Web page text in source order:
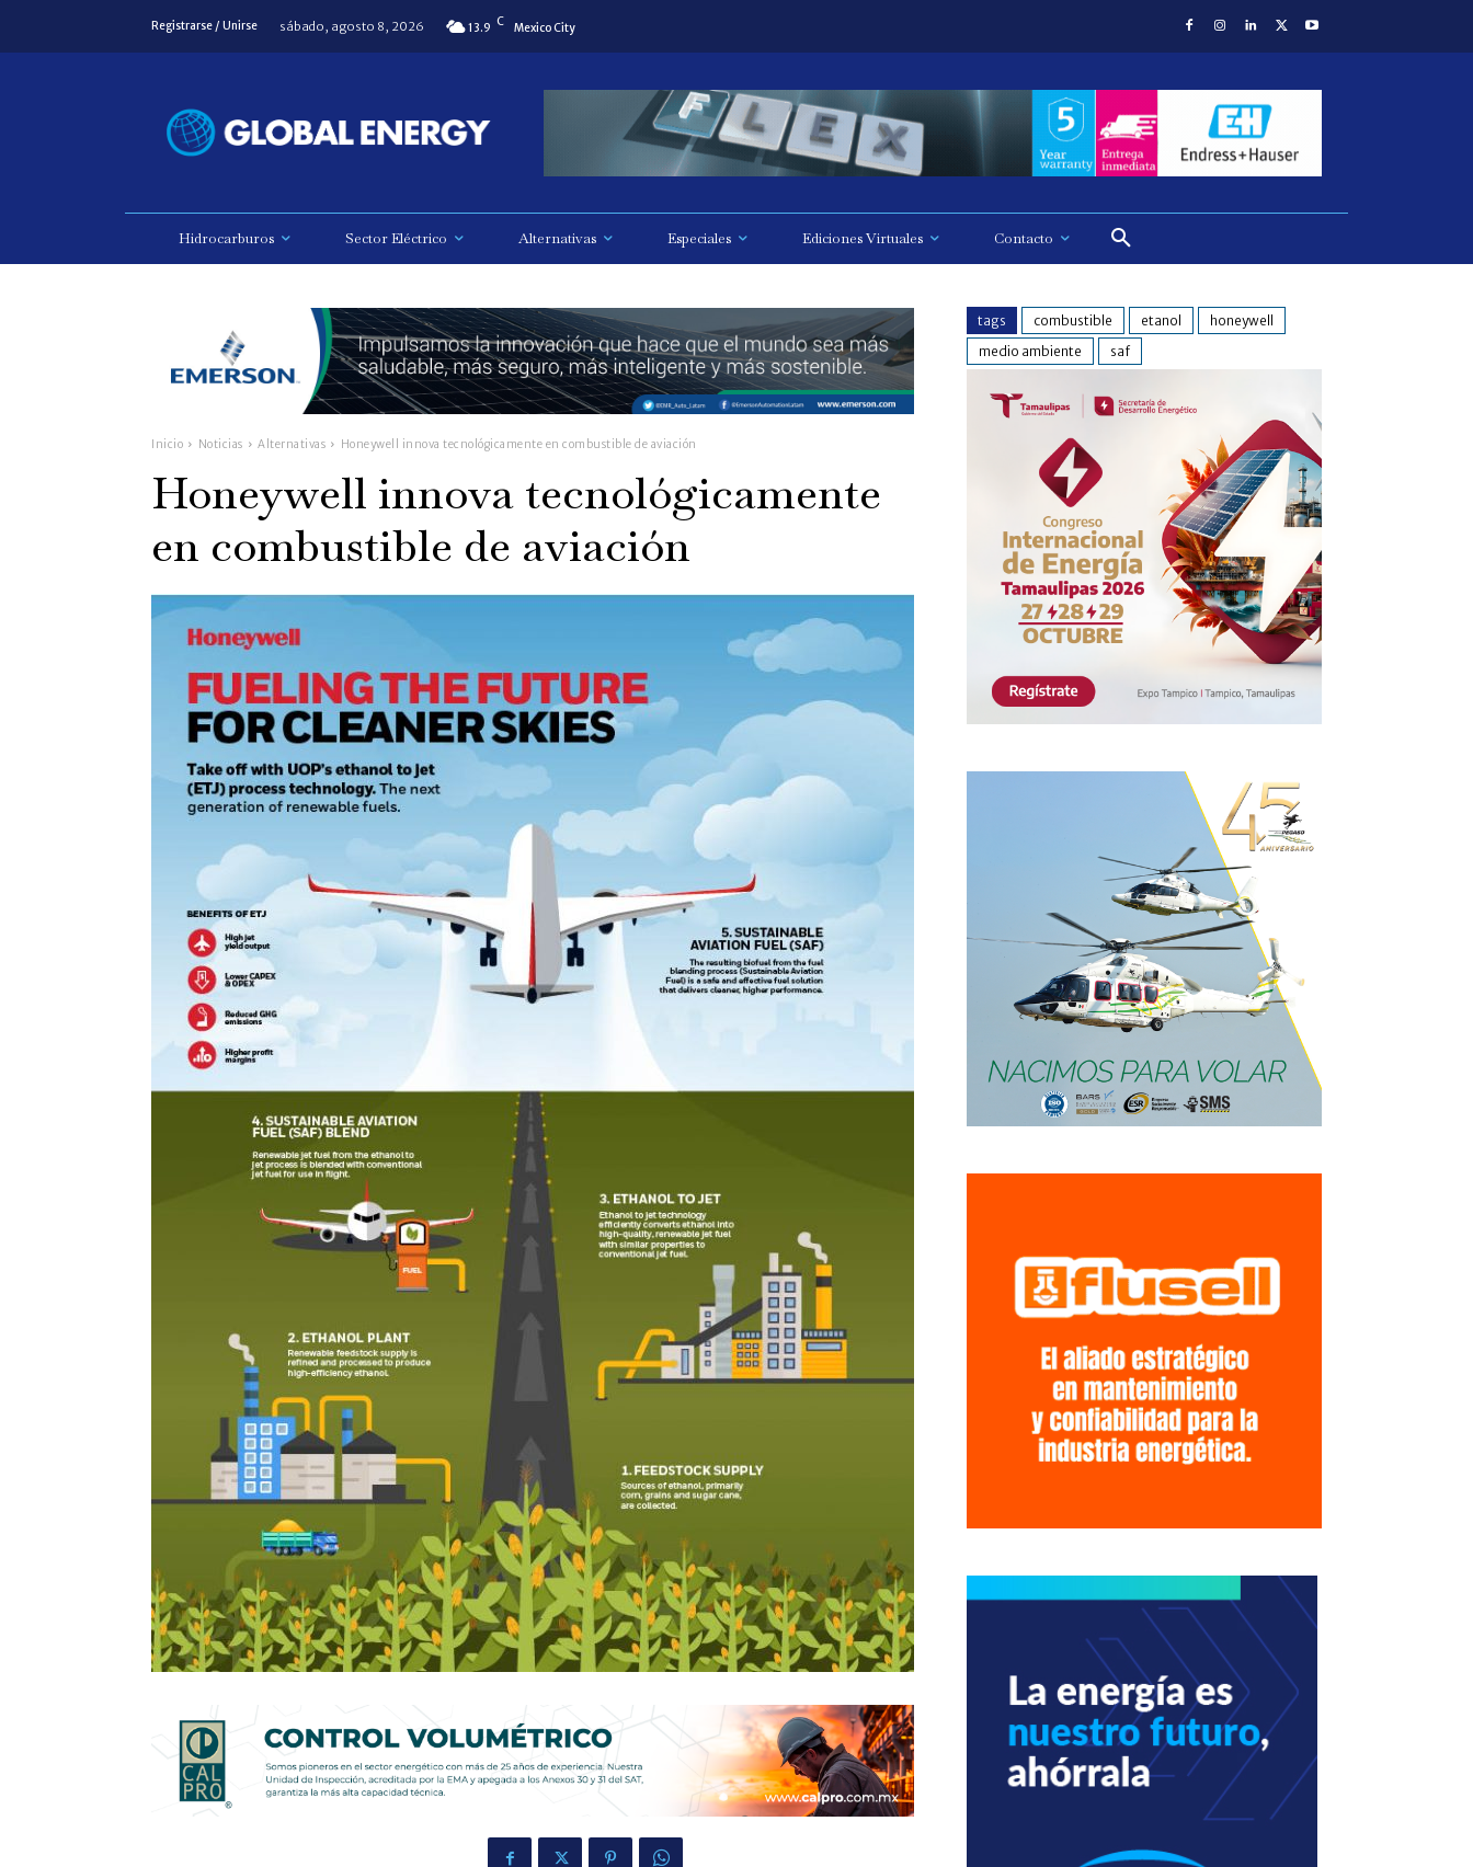
Registrarse / Unirse sábado, agosto 8, 2026 13.9 C Mexico City
Hidrocarburos Sector Eléctrico Alternativas Especiales Ediciones Virtuales Contacto
Inicio Noticias Alternativas Honeywell innova tecnológicamente en combustible de aviación
Honeywell innova tecnológicamente
en combustible de aviación
tags combustible etanol
honeywell
medio ambiente
saf